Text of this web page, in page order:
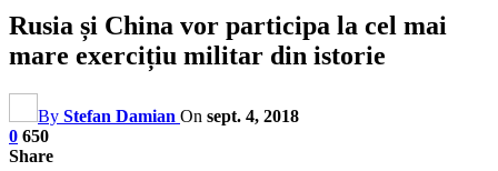
Rusia și China vor participa la cel mai
mare exercițiu militar din istorie
By Stefan Damian On sept. 4, 2018
0 650
Share